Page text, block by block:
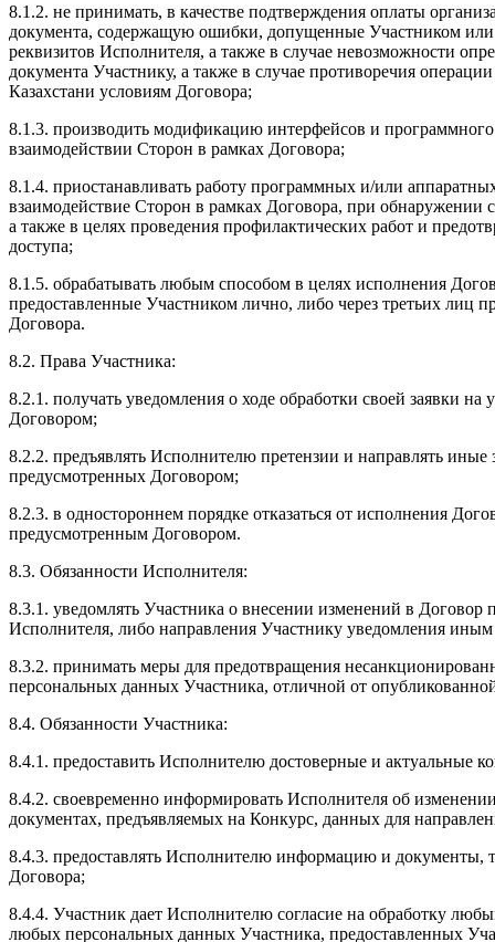
8.1.2. не принимать, в качестве подтверждения оплаты
документа, содержащую ошибки, допущенные Участником
реквизитов Исполнителя, а также в случае невозможности
документа Участнику, а также в случае противоречия
Казахстани условиям Договора;
8.1.3. производить модификацию интерфейсов и
взаимодействии Сторон в рамках Договора;
8.1.4. приостанавливать работу программных и/или
взаимодействие Сторон в рамках Договора, при обнаружении
а также в целях проведения профилактических работ и
доступа;
8.1.5. обрабатывать любым способом в целях исполнения
предоставленные Участником лично, либо через третьих лиц
Договора.
8.2. Права Участника:
8.2.1. получать уведомления о ходе обработки своей заявки
Договором;
8.2.2. предъявлять Исполнителю претензии и направлять иные
предусмотренных Договором;
8.2.3. в одностороннем порядке отказаться от исполнения
предусмотренным Договором.
8.3. Обязанности Исполнителя:
8.3.1. уведомлять Участника о внесении изменений в Договор
Исполнителя, либо направления Участнику уведомления
8.3.2. принимать меры для предотвращения
персональных данных Участника, отличной от
8.4. Обязанности Участника:
8.4.1. предоставить Исполнителю достоверные и актуальные
8.4.2. своевременно информировать Исполнителя об
документах, предъявляемых на Конкурс, данных для
8.4.3. предоставлять Исполнителю информацию и документы,
Договора;
8.4.4. Участник дает Исполнителю согласие на обработку
любых персональных данных Участника, предоставленных